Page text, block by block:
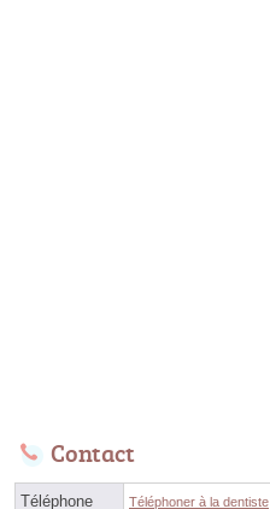
Contact
Téléphone Téléphoner à la dentiste